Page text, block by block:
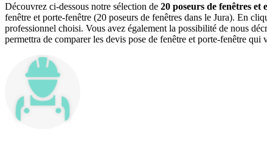
Découvrez ci-dessous notre sélection de 20 poseurs de fenêtres
fenêtre et porte-fenêtre (20 poseurs de fenêtres dans le Jura). En
professionnel choisi. Vous avez également la possibilité de nous
permettra de comparer les devis pose de fenêtre et porte-fenêtre qui